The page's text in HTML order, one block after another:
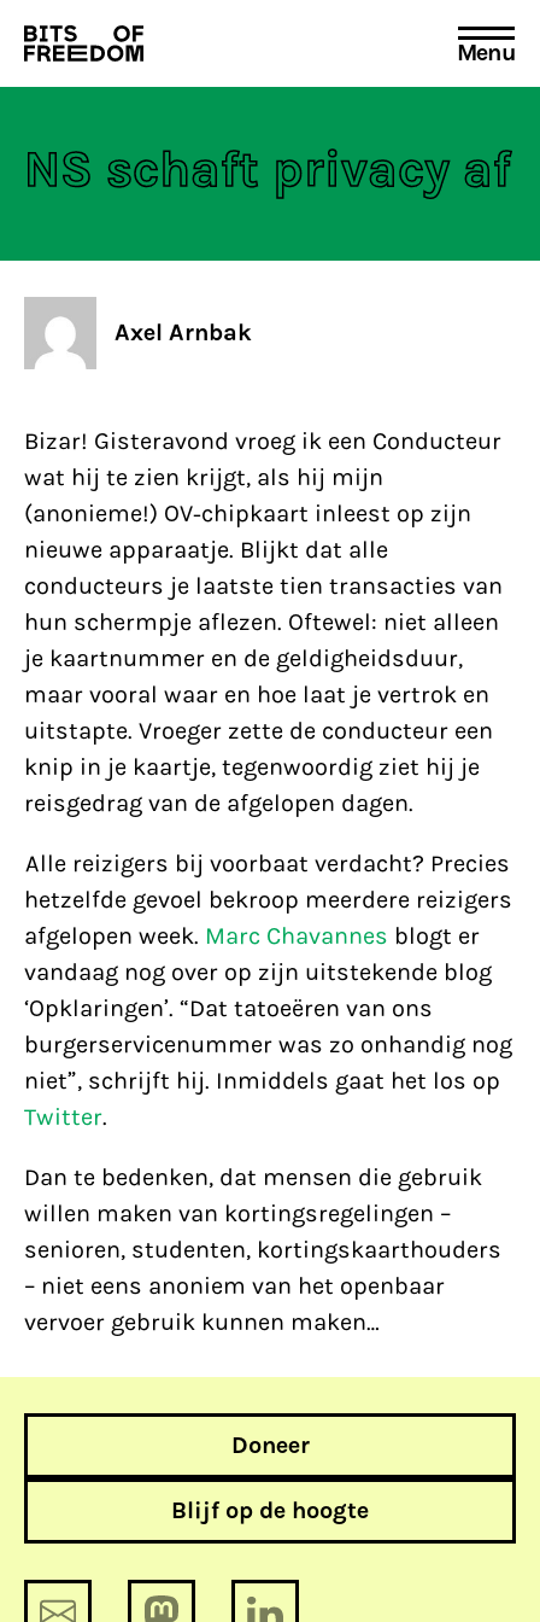
Search
for:
Menu
NS schaft privacy af
Axel Arnbak
Bizar! Gisteravond vroeg ik een Conducteur
wat hij te zien krijgt, als hij mijn
(anonieme!) OV-chipkaart inleest op zijn
nieuwe apparaatje. Blijkt dat alle
conducteurs je laatste tien transacties van
hun schermpje aflezen. Oftewel: niet alleen
je kaartnummer en de geldigheidsduur,
maar vooral waar en hoe laat je vertrok en
uitstapte. Vroeger zette de conducteur een
knip in je kaartje, tegenwoordig ziet hij je
reisgedrag van de afgelopen dagen.
Alle reizigers bij voorbaat verdacht? Precies
hetzelfde gevoel bekroop meerdere reizigers
afgelopen week. Marc Chavannes blogt er
vandaag nog over op zijn uitstekende blog
‘Opklaringen’. “Dat tatoeëren van ons
burgerservicenummer was zo onhandig nog
niet”, schrijft hij. Inmiddels gaat het los op
Twitter.
Dan te bedenken, dat mensen die gebruik
willen maken van kortingsregelingen –
senioren, studenten, kortingskaarthouders
– niet eens anoniem van het openbaar
vervoer gebruik kunnen maken…
Doneer
Blijf op de hoogte